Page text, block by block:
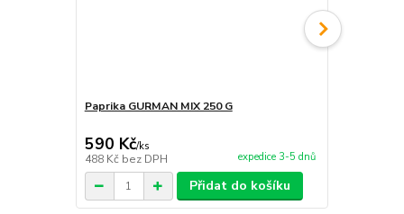
Paprika GURMAN MIX 250 G
590 Kč/ks
488 Kč bez DPH expedice 3-5 dnů
Přidat do košíku